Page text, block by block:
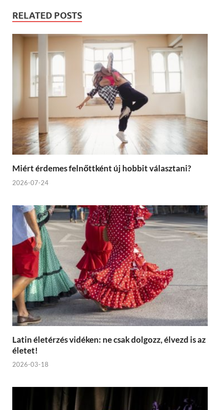
RELATED POSTS
Miért érdemes felnőttként új hobbit választani?
2026-07-24
Latin életérzés vidéken: ne csak dolgozz, élvezd is az
életet!
2026-03-18